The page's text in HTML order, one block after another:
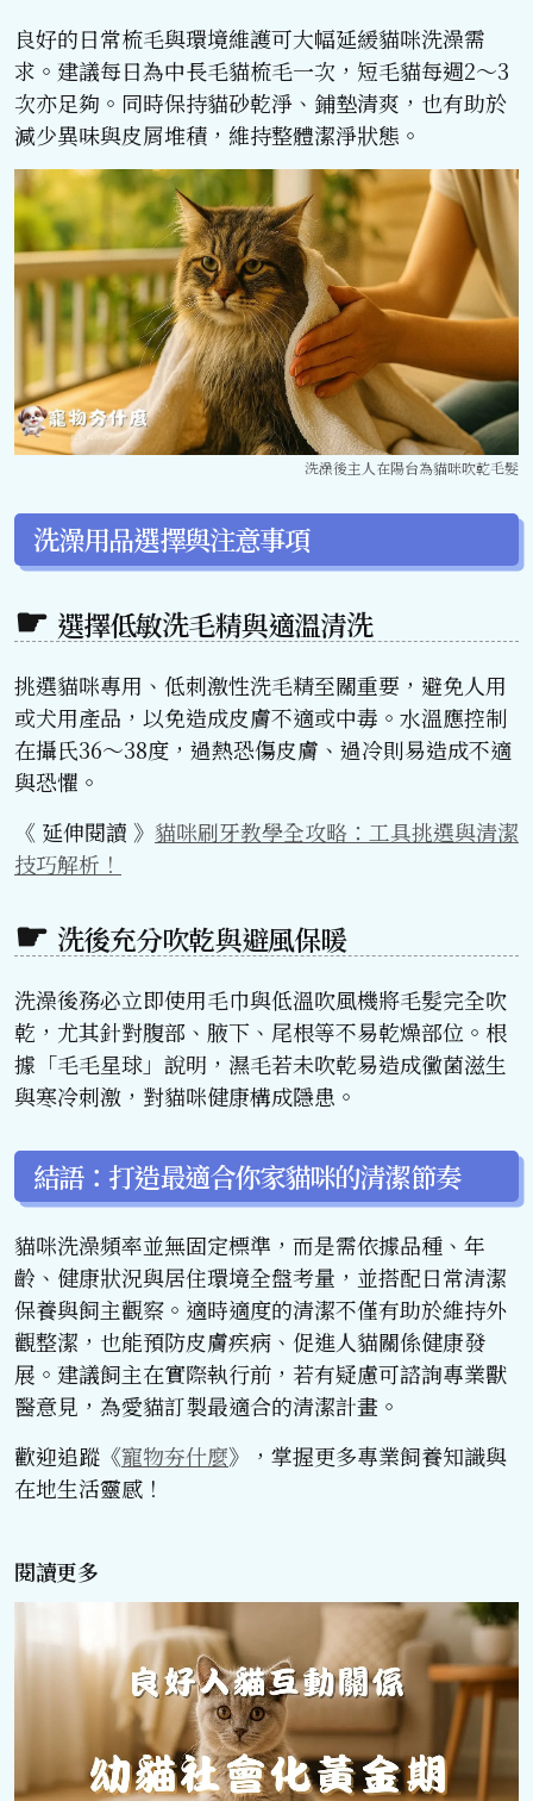
良好的日常梳毛與環境維護可大幅延緩貓咪洗澡需
求。建議每日為中長毛貓梳毛一次，短毛貓每週2～3
次亦足夠。同時保持貓砂乾淨、鋪墊清爽，也有助於
減少異味與皮屑堆積，維持整體潔淨狀態。
洗澡後主人在陽台為貓咪吹乾毛髮
洗澡用品選擇與注意事項
選擇低敏洗毛精與適溫清洗
挑選貓咪專用、低刺激性洗毛精至關重要，避免人用
或犬用產品，以免造成皮膚不適或中毒。水溫應控制
在攝氏36～38度，過熱恐傷皮膚、過冷則易造成不適
與恐懼。
《 延伸閱讀 》 貓咪刷牙教學全攻略：工具挑選與清潔
技巧解析！
洗後充分吹乾與避風保暖
洗澡後務必立即使用毛巾與低溫吹風機將毛髮完全吹
乾，尤其針對腹部、腋下、尾根等不易乾燥部位。根
據「毛毛星球」說明，濕毛若未吹乾易造成黴菌滋生
與寒冷刺激，對貓咪健康構成隱患。
結語：打造最適合你家貓咪的清潔節奏
貓咪洗澡頻率並無固定標準，而是需依據品種、年
齡、健康狀況與居住環境全盤考量，並搭配日常清潔
保養與飼主觀察。適時適度的清潔不僅有助於維持外
觀整潔，也能預防皮膚疾病、促進人貓關係健康發
展。建議飼主在實際執行前，若有疑慮可諮詢專業獸
醫意見，為愛貓訂製最適合的清潔計畫。
歡迎追蹤《寵物夯什麼》，掌握更多專業飼養知識與
在地生活靈感！
閱讀更多